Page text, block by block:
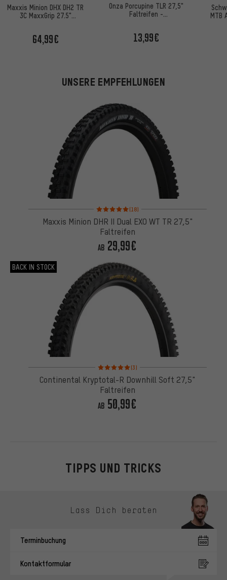
Maxxis Minion DHX DH2 TR
3C MaxxGrip 27.5"
64,99€
Onza Porcupine TLR 27,5"
Faltreifen -
13,99€
MTB
UNSERE EMPFEHLUNGEN
Bewertungen: 5 von 5 basierend auf 18
(18)
Maxxis Minion DHR II Dual EXO WT TR 27,5"
Faltreifen
AB 29,99€
BACK IN STOCK
Bewertungen: 5 von 5 basierend auf 3
(3)
Continental Kryptotal-R Downhill Soft 27,5"
Faltreifen
AB 50,99€
TIPPS UND TRICKS
Lass Dich beraten
Terminbuchung
Kontaktformular